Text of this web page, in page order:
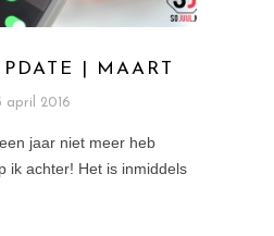
| MAART
april 2016
jaar niet meer heb
ik achter! Het is inmiddels